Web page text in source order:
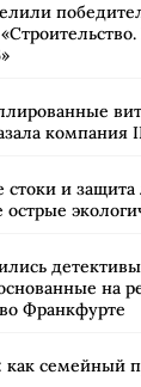
компания
стоки и
на
Франкфурте
как семейный